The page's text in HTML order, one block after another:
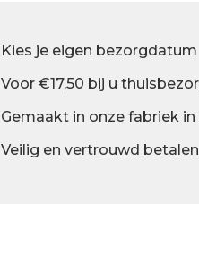
Kies je eigen bezorgdatum
Voor €17,50 bij u
Gemaakt in onze fabriek in
Veilig en vertrouwd betalen